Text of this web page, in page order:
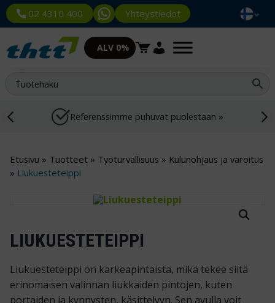
02 4310 400 Yhteystiedot
ALV 0%
Referenssimme puhuvat puolestaan »
Etusivu » Tuotteet » Työturvallisuus » Kulunohjaus ja varoitus
» Liukuesteteippi
LIUKUESTETEIPPI
Liukuesteteippi on karkeapintaista, mikä tekee siitä
erinomaisen valinnan liukkaiden pintojen, kuten
portaiden ja kynnysten, käsittelyyn. Sen avulla voit